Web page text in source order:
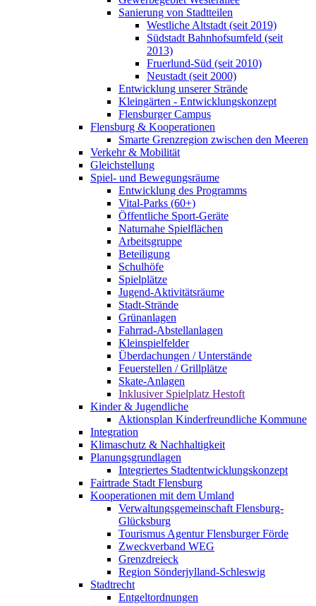
Sanierung von Stadtteilen
Westliche Altstadt (seit 2019)
Südstadt Bahnhofsumfeld (seit
2013)
Fruerlund-Süd (seit 2010)
Neustadt (seit 2000)
Entwicklung unserer Strände
Kleingärten - Entwicklungskonzept
Flensburger Campus
Flensburg & Kooperationen
Smarte Grenzregion zwischen den Meeren
Verkehr & Mobilität
Gleichstellung
Spiel- und Bewegungsräume
Entwicklung des Programms
Vital-Parks (60+)
Öffentliche Sport-Geräte
Naturnahe Spielflächen
Arbeitsgruppe
Beteiligung
Schulhöfe
Spielplätze
Jugend-Aktivitätsräume
Stadt-Strände
Grünanlagen
Fahrrad-Abstellanlagen
Kleinspielfelder
Überdachungen / Unterstände
Feuerstellen / Grillplätze
Skate-Anlagen
Inklusiver Spielplatz Hestoft
Kinder & Jugendliche
Aktionsplan Kinderfreundliche Kommune
Integration
Klimaschutz & Nachhaltigkeit
Planungsgrundlagen
Integriertes Stadtentwicklungskonzept
Fairtrade Stadt Flensburg
Kooperationen mit dem Umland
Verwaltungsgemeinschaft Flensburg-
Glücksburg
Tourismus Agentur Flensburger Förde
Zweckverband WEG
Grenzdreieck
Region Sönderjylland-Schleswig
Stadtrecht
Entgeltordnungen